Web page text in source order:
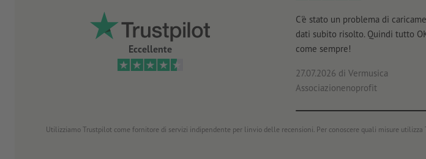
Eccellente
C'è stato un problema di
dati subito risolto. Quindi tutto
come sempre!
27.07.2026 di Vermusica
Associazionenoprofit
Utilizziamo Trustpilot come fornitore di servizi indipendente per linvio delle recensioni. Per conoscere quali misure